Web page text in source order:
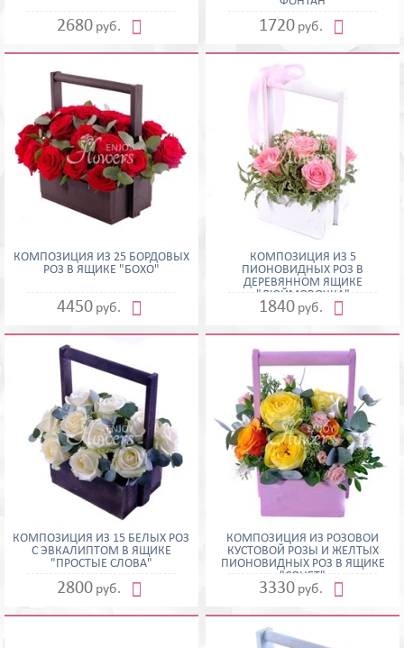
2680 руб.  1720 руб. 
КОМПОЗИЦИЯ ИЗ 25 БОРДОВЫХ
РОЗ В ЯЩИКЕ "БОХО"
4450 руб. 
КОМПОЗИЦИЯ ИЗ 5
ПИОНОВИДНЫХ РОЗ В
ДЕРЕВЯННОМ ЯЩИКЕ
"ДЮЙМОВОЧКА"
1840 руб. 
КОМПОЗИЦИЯ ИЗ 15 БЕЛЫХ РОЗ
С ЭВКАЛИПТОМ В ЯЩИКЕ
"ПРОСТЫЕ СЛОВА"
2800 руб. 
КОМПОЗИЦИЯ ИЗ РОЗОВОЙ
КУСТОВОЙ РОЗЫ И ЖЕЛТЫХ
ПИОНОВИДНЫХ РОЗ В ЯЩИКЕ
"СОНЕТ"
3330 руб. 